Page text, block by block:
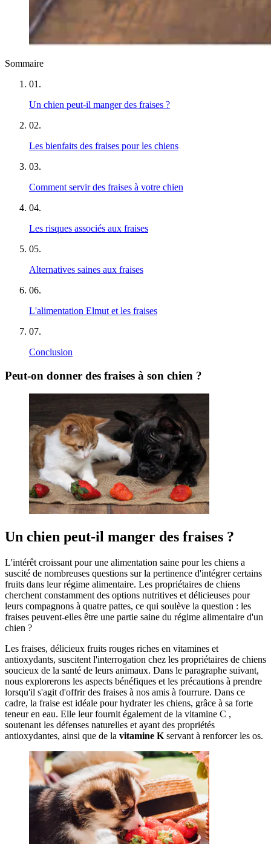
Sommaire
01 .
Un chien peut-il manger des fraises ?
02.
Les bienfaits des fraises pour les chiens
03.
Comment servir des fraises à votre chien
04.
Les risques associés aux fraises
05.
Alternatives saines aux fraises
06.
L'alimentation Elmut et les fraises
07.
Conclusion
Peut-on donner des fraises à son chien ?
Un chien peut-il manger des fraises ?
L'intérêt croissant pour une alimentation saine pour les chiens a
suscité de nombreuses questions sur la pertinence d'intégrer certains
fruits dans leur régime alimentaire. Les propriétaires de chiens
cherchent constamment des options nutritives et délicieuses pour
leurs compagnons à quatre pattes, ce qui soulève la question : les
fraises peuvent-elles être une partie saine du régime alimentaire d'un
chien ?
Les fraises, délicieux fruits rouges riches en vitamines et
antioxydants, suscitent l'interrogation chez les propriétaires de chiens
soucieux de la santé de leurs animaux. Dans le paragraphe suivant,
nous explorerons les aspects bénéfiques et les précautions à prendre
lorsqu'il s'agit d'offrir des fraises à nos amis à fourrure. Dans ce
cadre, la fraise est idéale pour hydrater les chiens, grâce à sa forte
teneur en eau. Elle leur fournit également de la vitamine C ,
soutenant les défenses naturelles et ayant des propriétés
antioxydantes, ainsi que de la vitamine K servant à renforcer les os.